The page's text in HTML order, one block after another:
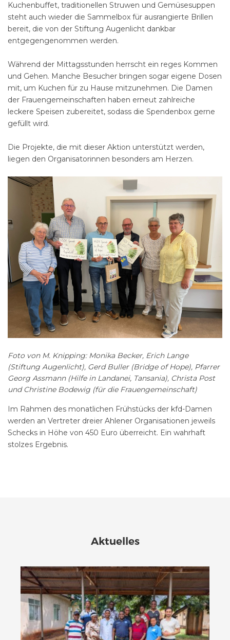
Kuchenbuffet, traditionellen Struwen und Gemüsesuppen
steht auch wieder die Sammelbox für ausrangierte Brillen
bereit, die von der Stiftung Augenlicht dankbar
entgegengenommen werden.
Während der Mittagsstunden herrscht ein reges Kommen
und Gehen. Manche Besucher bringen sogar eigene Dosen
mit, um Kuchen für zu Hause mitzunehmen. Die Damen
der Frauengemeinschaften haben erneut zahlreiche
leckere Speisen zubereitet, sodass die Spendenbox gerne
gefüllt wird.
Die Projekte, die mit dieser Aktion unterstützt werden,
liegen den Organisatorinnen besonders am Herzen.
Foto von M. Knipping: Monika Becker, Erich Lange
(Stiftung Augenlicht), Gerd Buller (Bridge of Hope), Pfarrer
Georg Assmann (Hilfe in Landanei, Tansania), Christa Post
und Christine Bodewig (für die Frauengemeinschaft)
Im Rahmen des monatlichen Frühstücks der kfd-Damen
werden an Vertreter dreier Ahlener Organisationen jeweils
Schecks in Höhe von 450 Euro überreicht. Ein wahrhaft
stolzes Ergebnis.
Aktuelles